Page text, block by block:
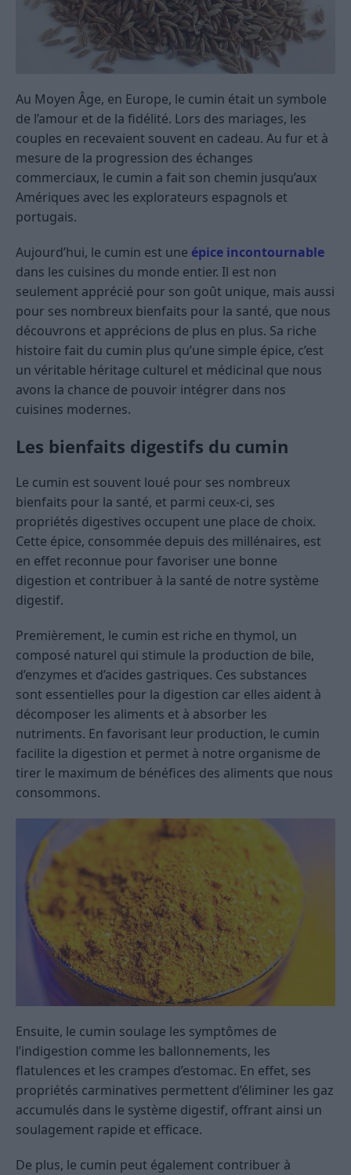
Au Moyen Âge, en Europe, le cumin était un symbole
de l’amour et de la fidélité. Lors des mariages, les
couples en recevaient souvent en cadeau. Au fur et à
mesure de la progression des échanges
commerciaux, le cumin a fait son chemin jusqu’aux
Amériques avec les explorateurs espagnols et
portugais.
Aujourd’hui, le cumin est une épice incontournable
dans les cuisines du monde entier. Il est non
seulement apprécié pour son goût unique, mais aussi
pour ses nombreux bienfaits pour la santé, que nous
découvrons et apprécions de plus en plus. Sa riche
histoire fait du cumin plus qu’une simple épice, c’est
un véritable héritage culturel et médicinal que nous
avons la chance de pouvoir intégrer dans nos
cuisines modernes.
Les bienfaits digestifs du cumin
Le cumin est souvent loué pour ses nombreux
bienfaits pour la santé, et parmi ceux-ci, ses
propriétés digestives occupent une place de choix.
Cette épice, consommée depuis des millénaires, est
en effet reconnue pour favoriser une bonne
digestion et contribuer à la santé de notre système
digestif.
Premièrement, le cumin est riche en thymol, un
composé naturel qui stimule la production de bile,
d’enzymes et d’acides gastriques. Ces substances
sont essentielles pour la digestion car elles aident à
décomposer les aliments et à absorber les
nutriments. En favorisant leur production, le cumin
facilite la digestion et permet à notre organisme de
tirer le maximum de bénéfices des aliments que nous
consommons.
Ensuite, le cumin soulage les symptômes de
l’indigestion comme les ballonnements, les
flatulences et les crampes d’estomac. En effet, ses
propriétés carminatives permettent d’éliminer les gaz
accumulés dans le système digestif, offrant ainsi un
soulagement rapide et efficace.
De plus, le cumin peut également contribuer à